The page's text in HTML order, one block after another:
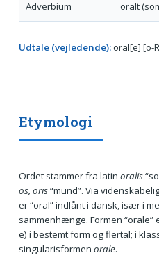
Adverbium oralt
Udtale (vejledende):oral[e] [o-
Etymologi
Ordet stammer fra latin oralis
os, oris“mund”. Via
er “oral” indlånt i dansk, især i
sammenhænge. Formen
e) i bestemt form og flertal; i
singularisformen orale.